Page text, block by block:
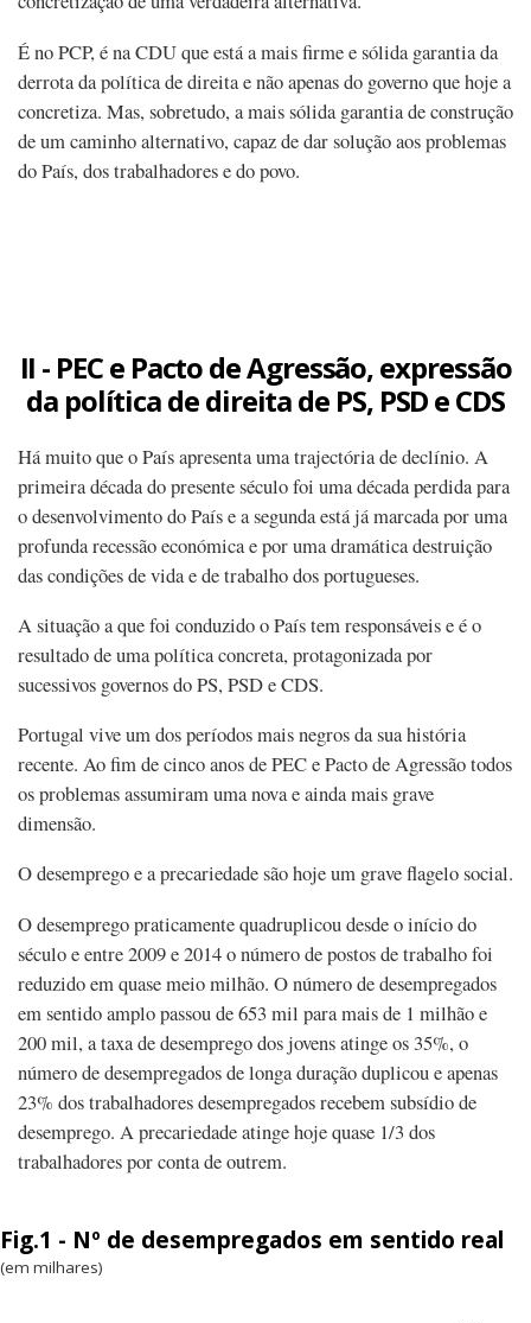
É no PCP, é na CDU que está a mais firme e sólida garantia da
derrota da política de direita e não apenas do governo que hoje a
concretiza. Mas, sobretudo, a mais sólida garantia de construção
de um caminho alternativo, capaz de dar solução aos problemas
do País, dos trabalhadores e do povo.
II - PEC e Pacto de Agressão, expressão
da política de direita de PS, PSD e CDS
Há muito que o País apresenta uma trajectória de declínio. A
primeira década do presente século foi uma década perdida para
o desenvolvimento do País e a segunda está já marcada por uma
profunda recessão económica e por uma dramática destruição
das condições de vida e de trabalho dos portugueses.
A situação a que foi conduzido o País tem responsáveis e é o
resultado de uma política concreta, protagonizada por
sucessivos governos do PS, PSD e CDS.
Portugal vive um dos períodos mais negros da sua história
recente. Ao fim de cinco anos de PEC e Pacto de Agressão todos
os problemas assumiram uma nova e ainda mais grave
dimensão.
O desemprego e a precariedade são hoje um grave flagelo social.
O desemprego praticamente quadruplicou desde o início do
século e entre 2009 e 2014 o número de postos de trabalho foi
reduzido em quase meio milhão. O número de desempregados
em sentido amplo passou de 653 mil para mais de 1 milhão e
200 mil, a taxa de desemprego dos jovens atinge os 35%, o
número de desempregados de longa duração duplicou e apenas
23% dos trabalhadores desempregados recebem subsídio de
desemprego. A precariedade atinge hoje quase 1/3 dos
trabalhadores por conta de outrem.
Fig.1 - Nº de desempregados em sentido real
(em milhares)